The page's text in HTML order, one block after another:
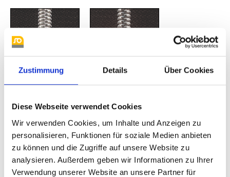
Zustimmung Details Über Cookies
Diese Webseite verwendet Cookies
Wir verwenden Cookies, um Inhalte und Anzeigen zu
personalisieren, Funktionen für soziale Medien anbieten
zu können und die Zugriffe auf unsere Website zu
analysieren. Außerdem geben wir Informationen zu Ihrer
Verwendung unserer Website an unsere Partner für
silber silbergrau